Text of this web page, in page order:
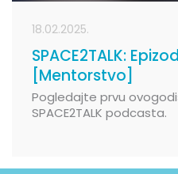
18.02.2025.
SPACE2TALK:
[Mentorstvo]
Pogledajte prvu
SPACE2TALK podcasta.